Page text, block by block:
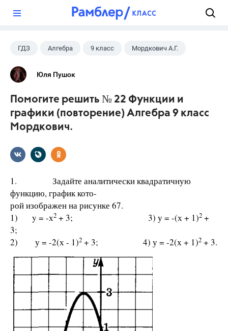
ГДЗ Алгебра 9 класс Мордкович А.Г.
Юля Пушок
Помогите решить № 22 Функции и
графики (повторение) Алгебра 9 класс
Мордкович.
1. Задайте аналитически квадратичную
функцию, график кото-
рой изображен на рисунке 67.
1) y = -х2 + 3; 3) у = -(х + 1)2 +
3;
2) у = -2(х - 1)2 + 3; 4) у = -2(х + 1)2 + 3.